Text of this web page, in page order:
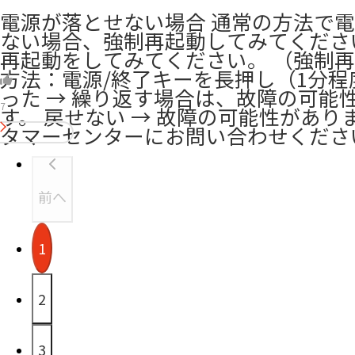
電源が落とせない場合 通常の方法で
ない場合、強制再起動してみてくだ
再起動をしてみてください。 （強制
方法：電源/終了キーを長押し（1分程
った → 繰り返す場合は、故障の可能
す。 戻せない → 故障の可能性があり
タマーセンターにお問い合わせくだ
7
前へ
1
2
3